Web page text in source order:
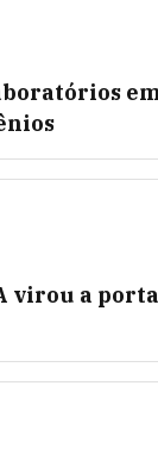
virou a